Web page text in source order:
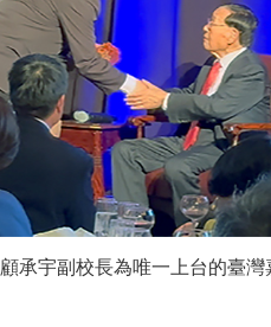
顧承宇副校長為唯一上台的臺灣